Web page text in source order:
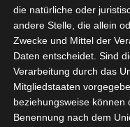
Übertopf
den ich
die natürliche oder
andere Stelle, die allein
Zwecke und Mittel der
Daten entscheidet. Sind
Verarbeitung durch das
Mitgliedstaaten
beziehungsweise
Benennung nach dem